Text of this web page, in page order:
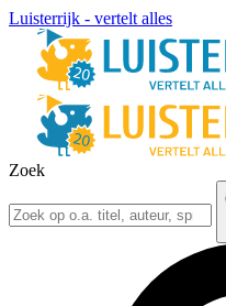
Luisterrijk - vertelt alles
Zoek